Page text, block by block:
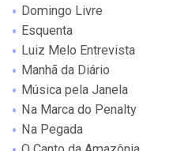
Domingo Livre
Esquenta
Luiz Melo Entrevista
Manhã da Diário
Música pela Janela
Na Marca do Penalty
Na Pegada